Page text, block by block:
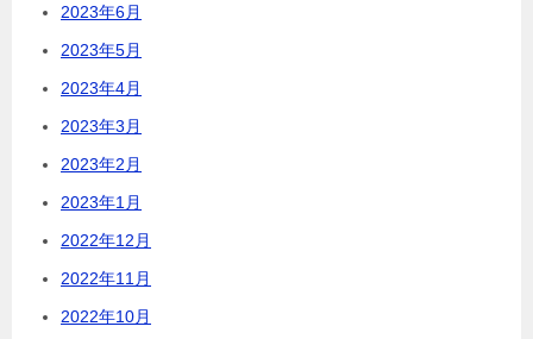
2023年6月
2023年5月
2023年4月
2023年3月
2023年2月
2023年1月
2022年12月
2022年11月
2022年10月